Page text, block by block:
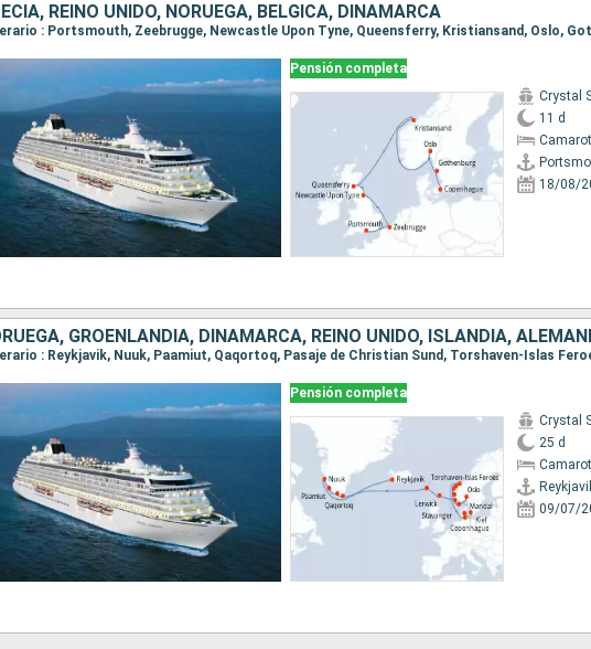
REINO UNIDO, NORUEGA, BÉLGICA, DINAMARCA
Pensión completa
Crystal
11 d
18/08/
GROENLANDIA, DINAMARCA, REINO UNIDO, ISLANDIA,
Pensión completa
Crystal
25 d
09/07/